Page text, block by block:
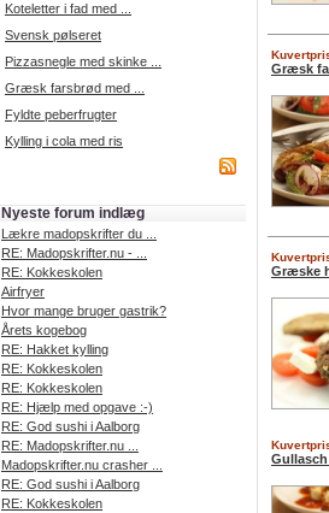
Koteletter i fad med ...
Svensk pølseret
Pizzasnegle med skinke ...
Græsk farsbrød med ...
Fyldte peberfrugter
Kylling i cola med ris
Nyeste forum indlæg
Lækre madopskrifter du ...
RE: Madopskrifter.nu - ...
RE: Kokkeskolen
Airfryer
Hvor mange bruger gastrik?
Årets kogebog
RE: Hakket kylling
RE: Kokkeskolen
RE: Kokkeskolen
RE: Hjælp med opgave :-)
RE: God sushi i Aalborg
RE: Madopskrifter.nu ...
Madopskrifter.nu crasher ...
RE: God sushi i Aalborg
RE: Kokkeskolen
Græsk
Græske